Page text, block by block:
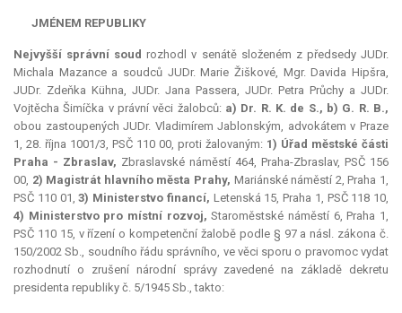
JMÉNEM REPUBLIKY
Nejvyšší správní soud rozhodl v senátě složeném z předsedy JUDr.
Michala Mazance a soudců JUDr. Marie Žiškové, Mgr. Davida Hipšra,
JUDr. Zdeňka Kühna, JUDr. Jana Passera, JUDr. Petra Průchy a JUDr.
Vojtěcha Šimíčka v právní věci žalobců: a) Dr. R. K. de S., b) G. R. B.,
obou zastoupených JUDr. Vladimírem Jablonským, advokátem v Praze
1, 28. října 1001/3, PSČ 110 00, proti žalovaným: 1) Úřad městské části
Praha - Zbraslav, Zbraslavské náměstí 464, Praha-Zbraslav, PSČ 156
00, 2) Magistrát hlavního města Prahy, Mariánské náměstí 2, Praha 1,
PSČ 110 01,3) Ministerstvo financí, Letenská 15, Praha 1, PSČ 118 10,
4) Ministerstvo pro místní rozvoj, Staroměstské náměstí 6, Praha 1,
PSČ 110 15, v řízení o kompetenční žalobě podle § 97 a násl. zákona č.
150/2002 Sb., soudního řádu správního, ve věci sporu o pravomoc vydat
rozhodnutí o zrušení národní správy zavedené na základě dekretu
presidenta republiky č. 5/1945 Sb., takto: